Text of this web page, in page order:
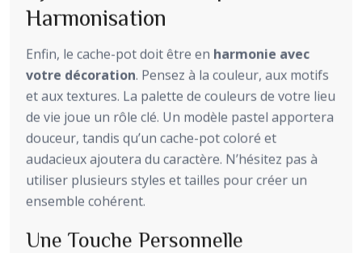
Harmonisation
Enfin, le cache-pot doit être en harmonie avec
votre décoration. Pensez à la couleur, aux motifs
et aux textures. La palette de couleurs de votre lieu
de vie joue un rôle clé. Un modèle pastel apportera
douceur, tandis qu’un cache-pot coloré et
audacieux ajoutera du caractère. N’hésitez pas à
utiliser plusieurs styles et tailles pour créer un
ensemble cohérent.
Une Touche Personnelle